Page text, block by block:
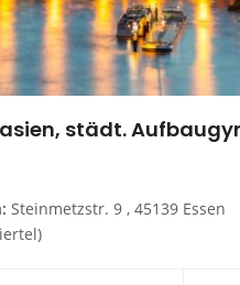
städt.
Steinmetzstr. 9 , 45139 Essen